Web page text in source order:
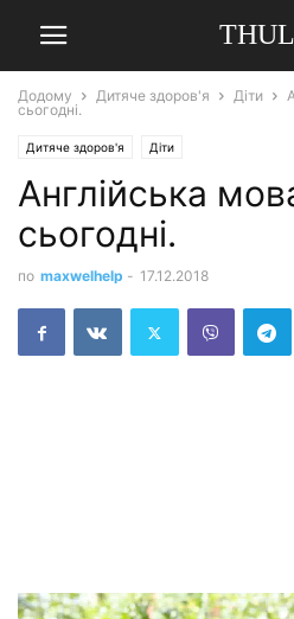
Додому Дитяче здоров'я Діти
сьогодні.
Дитяче здоров'я Діти
Англійська
сьогодні.
по maxwelhelp - 17.12.2018